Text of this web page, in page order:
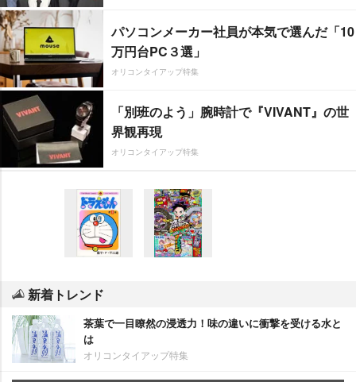
パソコンメーカー社員が本気で選んだ「10
万円台PC３選」
オリコンタイアップ特集
「別班のよう」腕時計で『VIVANT』の世
界観再現
オリコンタイアップ特集
新着トレンド
茶葉で一目瞭然の浸透力！味の違いに衝撃を受ける水と
は
オリコンタイアップ特集